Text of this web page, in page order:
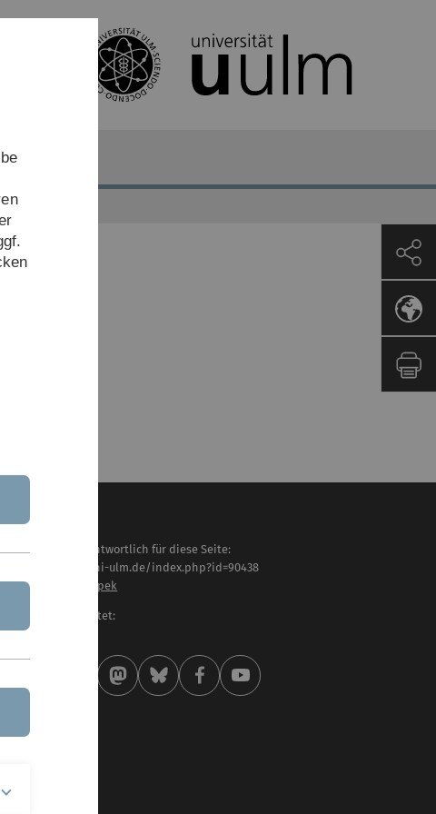
Inhaltlich verantwortlich für diese Seite:
https://www.uni-ulm.de/index.php?id=90438
Johannes Biskupek
Zuletzt bearbeitet:
02 . Juni 2026